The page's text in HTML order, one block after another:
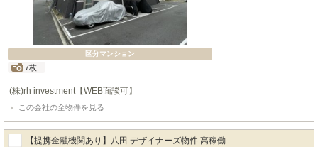
区分マンション
7枚
(株)rh investment【WEB面談可】
この会社の全物件を見る
【提携金融機関あり】八田 デザイナーズ物件 高稼働